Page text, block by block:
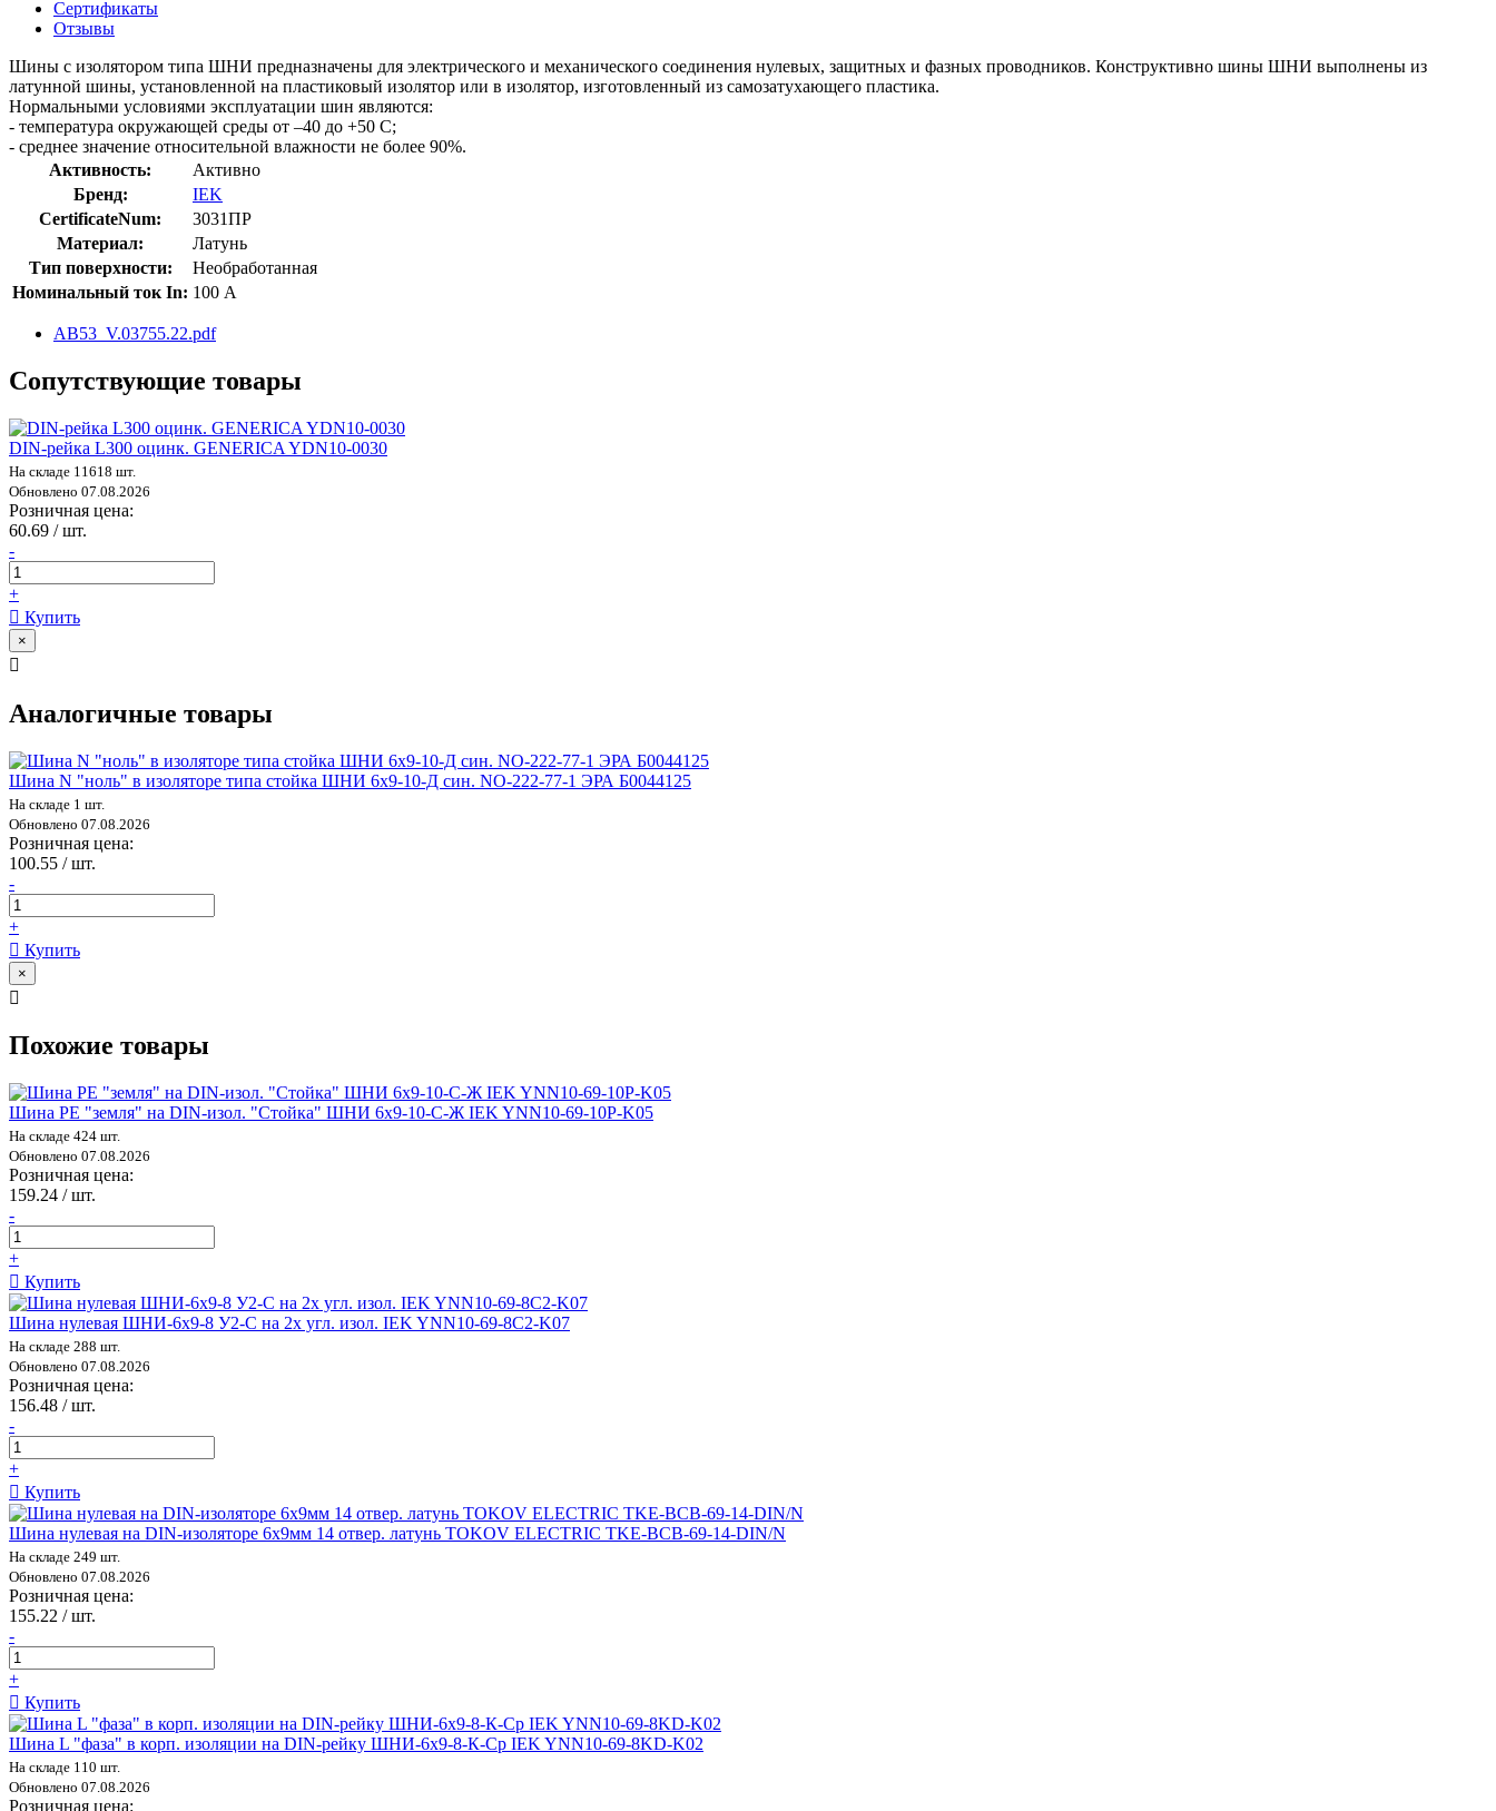
Сертификаты
Отзывы
Шины с изолятором типа ШНИ предназначены для электрического и механического соединения нулевых, защитных и фазных проводников. Конструктивно шины ШНИ выполнены из
латунной шины, установленной на пластиковый изолятор или в изолятор, изготовленный из самозатухающего пластика.
Нормальными условиями эксплуатации шин являютcя:
- температура окружающей среды от –40 до +50 С;
- среднее значение относительной влажности не более 90%.
Активность:
Активно
Бренд:
IEK
CertificateNum:
3031ПР
Материал:
Латунь
Тип поверхности:
Необработанная
Номинальный ток In: 100 А
AB53_V.03755.22.pdf
Сопутствующие товары
DIN-рейка L300 оцинк. GENERICA YDN10-0030
На складе 11618 шт.
Обновлено 07.08.2026
Розничная цена:
60.69 / шт.
-
+
Купить
×
Аналогичные товары
Шина N "ноль" в изоляторе типа стойка ШНИ 6х9-10-Д син. NO-222-77-1 ЭРА Б0044125
На складе 1 шт.
Обновлено 07.08.2026
Розничная цена:
100.55 / шт.
-
+
Купить
×
Похожие товары
Шина PE "земля" на DIN-изол. "Стойка" ШНИ 6х9-10-С-Ж IEK YNN10-69-10P-K05
На складе 424 шт.
Обновлено 07.08.2026
Розничная цена:
159.24 / шт.
-
+
Купить
Шина нулевая ШНИ-6х9-8 У2-С на 2х угл. изол. IEK YNN10-69-8C2-K07
На складе 288 шт.
Обновлено 07.08.2026
Розничная цена:
156.48 / шт.
-
+
Купить
Шина нулевая на DIN-изоляторе 6х9мм 14 отвер. латунь TOKOV ELECTRIC TKE-BCB-69-14-DIN/N
На складе 249 шт.
Обновлено 07.08.2026
Розничная цена:
155.22 / шт.
-
+
Купить
Шина L "фаза" в корп. изоляции на DIN-рейку ШНИ-6х9-8-К-Ср IEK YNN10-69-8KD-K02
На складе 110 шт.
Обновлено 07.08.2026
Розничная цена: